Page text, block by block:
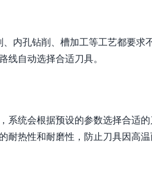
内孔钻削、槽加工等工艺都要求
线自动选择合适刀具。
系统会根据预设的参数选择合适
热性和耐磨性，防止刀具因高温